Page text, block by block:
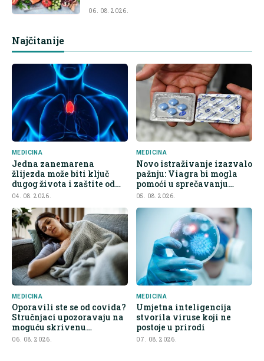
06. 08. 2026.
Najčitanije
MEDICINA
Jedna zanemarena
žlijezda može biti ključ
dugog života i zaštite od
raka
04. 08. 2026.
MEDICINA
Novo istraživanje izazvalo
pažnju: Viagra bi mogla
pomoći u sprečavanju
širenja raka
05. 08. 2026.
MEDICINA
Oporavili ste se od covida?
Stručnjaci upozoravaju na
moguću skrivenu
posljedicu
06. 08. 2026.
MEDICINA
Umjetna inteligencija
stvorila viruse koji ne
postoje u prirodi
07. 08. 2026.